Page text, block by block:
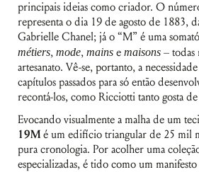
principais ideias como criador. O
representa o dia 19 de agosto de 1883,
Gabrielle Chanel; já o “M” é uma
métiers,mode,mains emaisons – todas
artesanato. Vê-se, portanto, a
capítulos passados para só então
recontá-los, como Ricciotti tanto gosta de
Evocando visualmente a malha de um
19M é um edifício triangular de 25 mil
pura cronologia. Por acolher uma
especializadas, é tido como um